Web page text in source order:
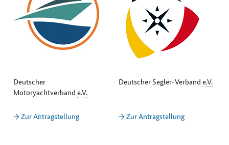
Deutscher
Motoryachtverband e.V.
Deutscher Segler-Verband e.V.
→ Zur Antragstellung → Zur Antragstellung